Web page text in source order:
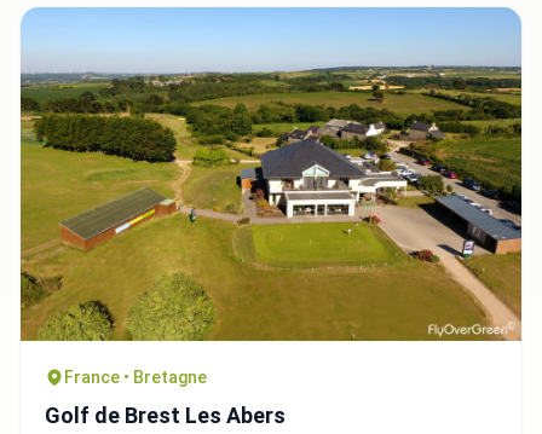
France • Bretagne
Golf de Brest Les Abers